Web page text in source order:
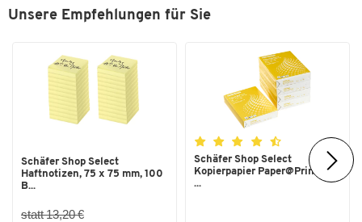
Unsere Empfehlungen für Sie
Schäfer Shop Select
Haftnotizen, 75 x 75 mm, 100
B...
statt 13,20 €
Schäfer Shop Select
Kopierpapier Paper@Print, DIN
...